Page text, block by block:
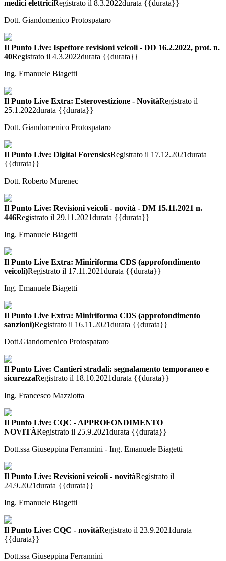
medici elettriciRegistrato il 8.3.2022durata {{durata}}
Dott. Giandomenico Protospataro
Il Punto Live: Ispettore revisioni veicoli - DD 16.2.2022, prot. n.
40Registrato il 4.3.2022durata {{durata}}
Ing. Emanuele Biagetti
Il Punto Live Extra: Esterovestizione - NovitàRegistrato il
25.1.2022durata {{durata}}
Dott. Giandomenico Protospataro
Il Punto Live: Digital ForensicsRegistrato il 17.12.2021durata
{{durata}}
Dott. Roberto Murenec
Il Punto Live: Revisioni veicoli - novità - DM 15.11.2021 n.
446Registrato il 29.11.2021durata {{durata}}
Ing. Emanuele Biagetti
Il Punto Live Extra: Miniriforma CDS (approfondimento
veicoli)Registrato il 17.11.2021durata {{durata}}
Ing. Emanuele Biagetti
Il Punto Live Extra: Miniriforma CDS (approfondimento
sanzioni)Registrato il 16.11.2021durata {{durata}}
Dott.Giandomenico Protospataro
Il Punto Live: Cantieri stradali: segnalamento temporaneo e
sicurezzaRegistrato il 18.10.2021durata {{durata}}
Ing. Francesco Mazziotta
Il Punto Live: CQC - APPROFONDIMENTO
NOVITÀRegistrato il 25.9.2021durata {{durata}}
Dott.ssa Giuseppina Ferrannini - Ing. Emanuele Biagetti
Il Punto Live: Revisioni veicoli - novitàRegistrato il
24.9.2021durata {{durata}}
Ing. Emanuele Biagetti
Il Punto Live: CQC - novitàRegistrato il 23.9.2021durata
{{durata}}
Dott.ssa Giuseppina Ferrannini